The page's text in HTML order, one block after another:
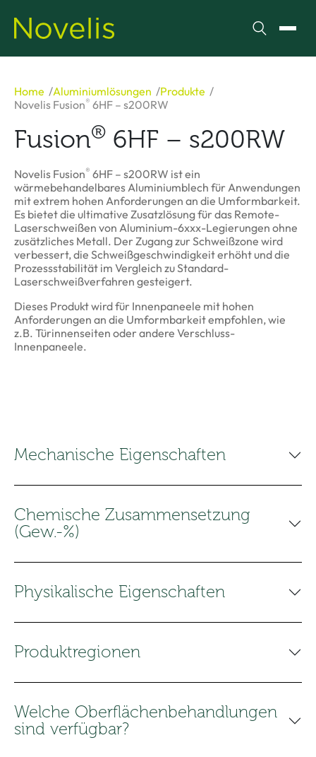
Suchen
Home Aluminiumlösungen
Produkte
Novelis Fusion® 6HF – s200RW
Fusion® 6HF – s200RW
Novelis Fusion® 6HF – s200RW ist ein
wärmebehandelbares Aluminiumblech für Anwendungen
mit extrem hohen Anforderungen an die Umformbarkeit.
Es bietet die ultimative Zusatzlösung für das Remote-
Laserschweißen von Aluminium-6xxx-Legierungen ohne
zusätzliches Metall. Der Zugang zur Schweißzone wird
verbessert, die Schweißgeschwindigkeit erhöht und die
Prozessstabilität im Vergleich zu Standard-
Laserschweißverfahren gesteigert.
Dieses Produkt wird für Innenpaneele mit hohen
Anforderungen an die Umformbarkeit empfohlen, wie
z.B. Türinnenseiten oder andere Verschluss-
Innenpaneele.
Mechanische Eigenschaften
Chemische Zusammensetzung
(Gew.-%)
Physikalische Eigenschaften
Produktregionen
Welche Oberflächenbehandlungen
sind verfügbar?